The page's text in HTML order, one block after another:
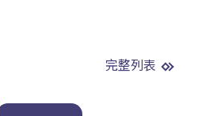
完整列表